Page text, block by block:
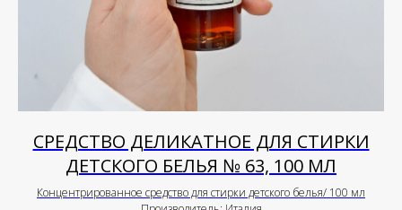
СРЕДСТВО ДЕЛИКАТНОЕ ДЛЯ СТИРКИ
ДЕТСКОГО БЕЛЬЯ № 63, 100 МЛ
Концентрированное средство для стирки детского белья/ 100 мл